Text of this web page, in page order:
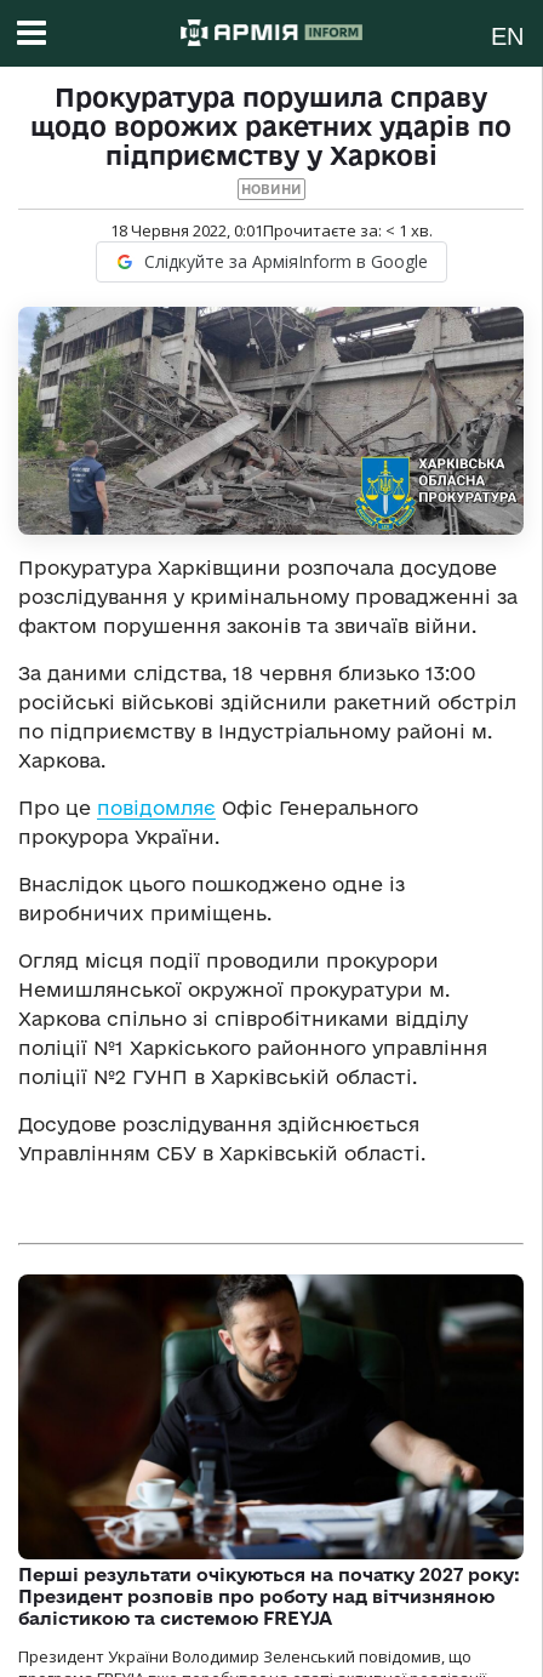
EN
Прокуратура порушила справу
щодо ворожих ракетних ударів по
підприємству у Харкові
НОВИНИ
18 Червня 2022, 0:01Прочитаєте за: < 1 хв.
Слідкуйте за АрміяInform в Google
Прокуратура Харківщини розпочала досудове
розслідування у кримінальному провадженні за
фактом порушення законів та звичаїв війни.
За даними слідства, 18 червня близько 13:00
російські військові здійснили ракетний обстріл
по підприємству в Індустріальному районі м.
Харкова.
Про це повідомляє Офіс Генерального
прокурора України.
Внаслідок цього пошкоджено одне із
виробничих приміщень.
Огляд місця події проводили прокурори
Немишлянської окружної прокуратури м.
Харкова спільно зі співробітниками відділу
поліції №1 Харкіського районного управління
поліції №2 ГУНП в Харківській області.
Досудове розслідування здійснюється
Управлінням СБУ в Харківській області.
Перші результати очікуються на початку 2027 року:
Президент розповів про роботу над вітчизняною
балістикою та системою FREYJA
Президент України Володимир Зеленський повідомив, що